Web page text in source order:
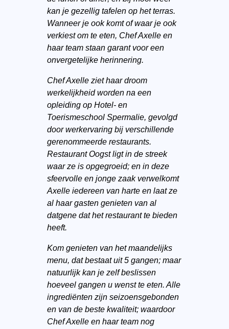
kan je gezellig tafelen op het terras.
Wanneer je ook komt of waar je ook
verkiest om te eten, Chef Axelle en
haar team staan garant voor een
onvergetelijke herinnering.
Chef Axelle ziet haar droom
werkelijkheid worden na een
opleiding op Hotel- en
Toerismeschool Spermalie, gevolgd
door werkervaring bij verschillende
gerenommeerde restaurants.
Restaurant Oogst ligt in de streek
waar ze is opgegroeid; en in deze
sfeervolle en jonge zaak verwelkomt
Axelle iedereen van harte en laat ze
al haar gasten genieten van al
datgene dat het restaurant te bieden
heeft.
Kom genieten van het maandelijks
menu, dat bestaat uit 5 gangen; maar
natuurlijk kan je zelf beslissen
hoeveel gangen u wenst te eten. Alle
ingrediënten zijn seizoensgebonden
en van de beste kwaliteit; waardoor
Chef Axelle en haar team nog